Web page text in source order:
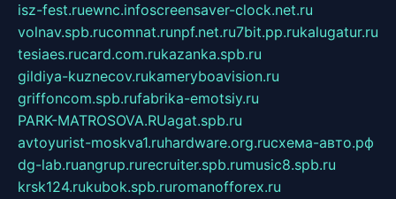
isz-fest.ruewnc.infoscreensaver-clock.net.ru
volnav.spb.rucomnat.runpf.net.ru7bit.pp.rukalugatur.ru
tesiaes.rucard.com.rukazanka.spb.ru
gildiya-kuznecov.rukameryboavision.ru
griffoncom.spb.rufabrika-emotsiy.ru
PARK-MATROSOVA.RUagat.spb.ru
avtoyurist-moskva1.ruhardware.org.ruсхема-авто.рф
dg-lab.ruangrup.rurecruiter.spb.rumusic8.spb.ru
krsk124.rukubok.spb.ruromanofforex.ru